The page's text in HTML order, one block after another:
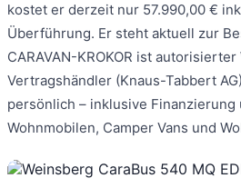
kostet er derzeit nur 57.990,00 €
Überführung. Er steht aktuell zur
CARAVAN-KROKOR ist
Vertragshändler (Knaus-Tabbert
persönlich – inklusive Finanzierung
Wohnmobilen, Camper Vans und